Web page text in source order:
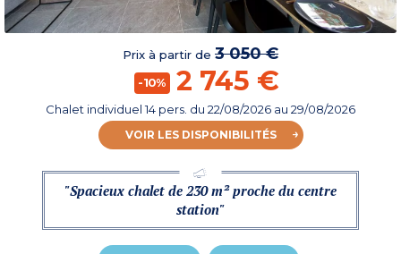
Prix à partir de 3 050 €
-10% 2 745 €
Chalet individuel 14 pers. du 22/08/2026 au 29/08/2026
VOIR LES DISPONIBILITÉS
"Spacieux chalet de 230 m² proche du centre
station"